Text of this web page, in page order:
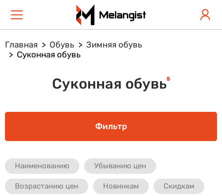
Главная Обувь
Зимняя обувь
Суконная обувь
Суконная обувь5
Фильтр
Наименованию Убыванию цен
Возрастанию цен Новинкам Скидкам